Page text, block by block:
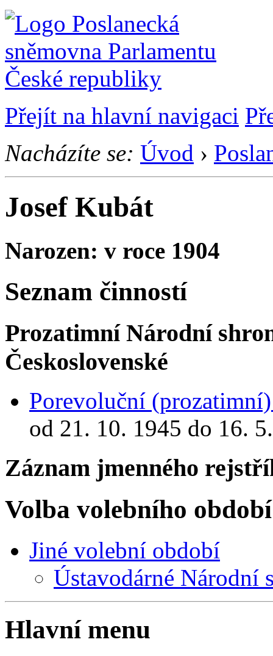
Přejít na hlavní navigaci
Nacházíte se: Úvod ›
Josef Kubát
Narozen: v roce 1904
Seznam činností
Prozatimní Národní
Československé
Porevoluční
od 21. 10. 1945 do 16.
Záznam jmenného
Volba volebního období
Jiné volební období
Ústavodárné Národní
Hlavní menu